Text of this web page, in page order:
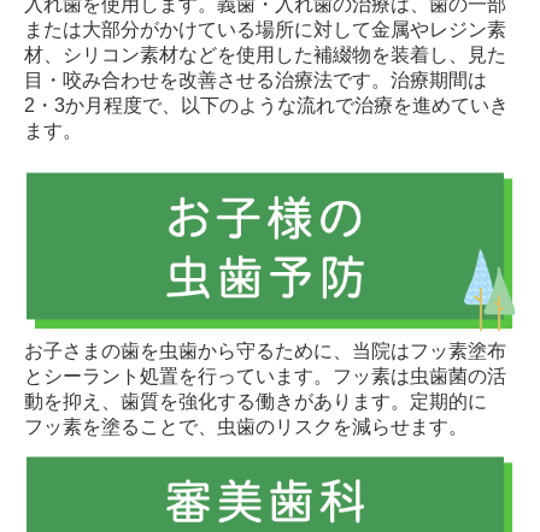
入れ歯を使用します。義歯・入れ歯の治療は、歯の一部
または大部分がかけている場所に対して金属やレジン素
材、シリコン素材などを使用した補綴物を装着し、見た
目・咬み合わせを改善させる治療法です。治療期間は
2・3か月程度で、以下のような流れで治療を進めていき
ます。
お子さまの歯を虫歯から守るために、当院はフッ素塗布
とシーラント処置を行っています。フッ素は虫歯菌の活
動を抑え、歯質を強化する働きがあります。定期的に
フッ素を塗ることで、虫歯のリスクを減らせます。